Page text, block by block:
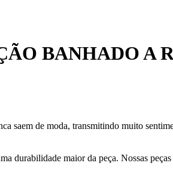
BANHADO A
saem de moda, transmitindo muito
durabilidade maior da peça. Nossas